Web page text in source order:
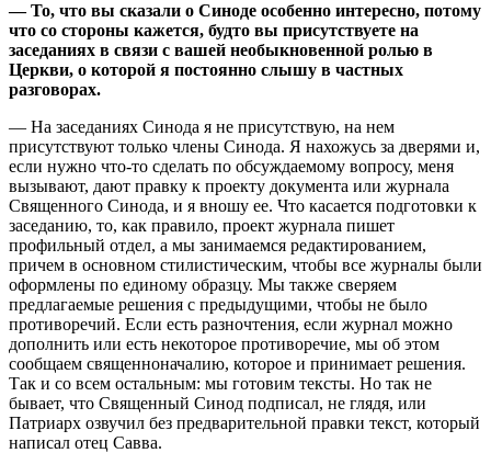
— То, что вы сказали о Синоде особенно интересно, потому
что со стороны кажется, будто вы присутствуете на
заседаниях в связи с вашей необыкновенной ролью в
Церкви, о которой я постоянно слышу в частных
разговорах.
— На заседаниях Синода я не присутствую, на нем
присутствуют только члены Синода. Я нахожусь за дверями и,
если нужно что-то сделать по обсуждаемому вопросу, меня
вызывают, дают правку к проекту документа или журнала
Священного Синода, и я вношу ее. Что касается подготовки к
заседанию, то, как правило, проект журнала пишет
профильный отдел, а мы занимаемся редактированием,
причем в основном стилистическим, чтобы все журналы были
оформлены по единому образцу. Мы также сверяем
предлагаемые решения с предыдущими, чтобы не было
противоречий. Если есть разночтения, если журнал можно
дополнить или есть некоторое противоречие, мы об этом
сообщаем священноначалию, которое и принимает решения.
Так и со всем остальным: мы готовим тексты. Но так не
бывает, что Священный Синод подписал, не глядя, или
Патриарх озвучил без предварительной правки текст, который
написал отец Савва.